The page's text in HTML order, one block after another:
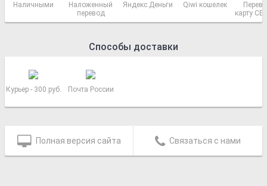
Наличными
Наложенный
перевод
Яндекс.Деньги Qiwi кошелек
карту
Способы доставки
Курьер - 300 руб. Почта России
Полная версия сайта Связаться с нами